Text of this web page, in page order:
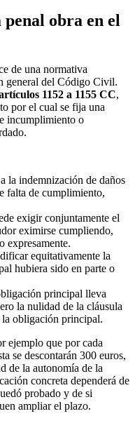
obra en el
de una normativa
general del Código Civil.
1152 a 1155 CC,
por el cual se fija una
incumplimiento o
la indemnización de daños
falta de cumplimiento,
exigir conjuntamente el
eximirse cumpliendo,
expresamente.
equitativamente la
hubiera sido en parte o
principal lleva
la nulidad de la cláusula
obligación principal.
ejemplo que por cada
se descontarán 300 euros,
de la autonomía de la
concreta dependerá de
probado y de si
ampliar el plazo.